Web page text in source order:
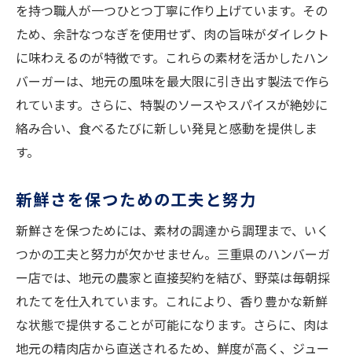
を持つ職人が一つひとつ丁寧に作り上げています。その
ため、余計なつなぎを使用せず、肉の旨味がダイレクト
に味わえるのが特徴です。これらの素材を活かしたハン
バーガーは、地元の風味を最大限に引き出す製法で作ら
れています。さらに、特製のソースやスパイスが絶妙に
絡み合い、食べるたびに新しい発見と感動を提供しま
す。
新鮮さを保つための工夫と努力
新鮮さを保つためには、素材の調達から調理まで、いく
つかの工夫と努力が欠かせません。三重県のハンバーガ
ー店では、地元の農家と直接契約を結び、野菜は毎朝採
れたてを仕入れています。これにより、香り豊かな新鮮
な状態で提供することが可能になります。さらに、肉は
地元の精肉店から直送されるため、鮮度が高く、ジュー